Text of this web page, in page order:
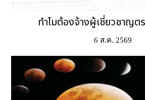
ทำไมต้องจ้างผู้เชี่ยวชาญต
6 ส.ค. 2569